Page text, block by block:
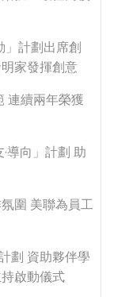
」計劃出席創
家發揮創意
連續兩年榮獲
導向」計劃 助
圍 美聯為員工
劃 資助夥伴學
啟動儀式